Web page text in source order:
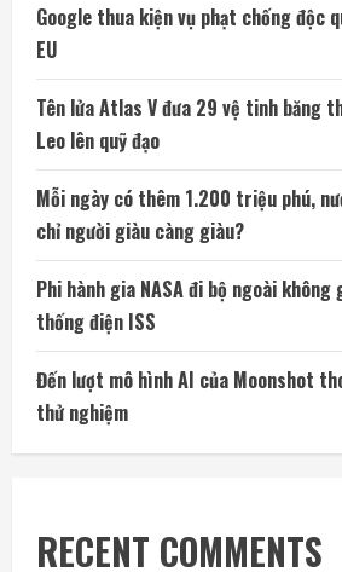
Google thua kiện vụ phạt chống độc
EU
Tên lửa Atlas V đưa 29 vệ tinh băng
Leo lên quỹ đạo
Mỗi ngày có thêm 1.200 triệu phú,
chỉ người giàu càng giàu?
Phi hành gia NASA đi bộ ngoài không
thống điện ISS
Đến lượt mô hình AI của Moonshot
thử nghiệm
RECENT COMMENTS